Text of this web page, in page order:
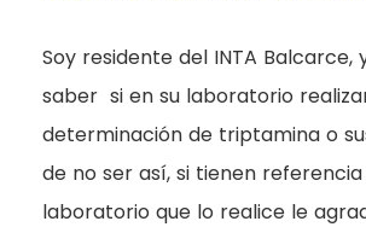
Soy residente del INTA Balcarce,
saber si en su laboratorio
determinación de triptamina o
de no ser así, si tienen
laboratorio que lo realice le